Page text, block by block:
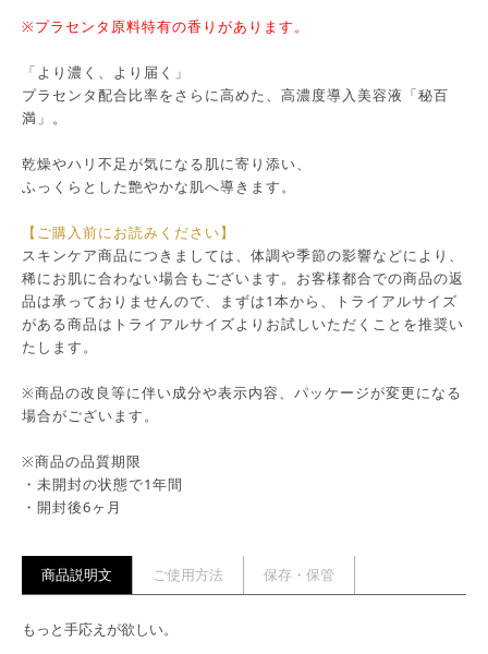
※プラセンタ原料特有の香りがあります。
「より濃く、より届く」
プラセンタ配合比率をさらに高めた、高濃度導入美容液「秘百
満」。
乾燥やハリ不足が気になる肌に寄り添い、
ふっくらとした艶やかな肌へ導きます。
【ご購入前にお読みください】
スキンケア商品につきましては、体調や季節の影響などにより、
稀にお肌に合わない場合もございます。お客様都合での商品の返
品は承っておりませんので、まずは1本から、トライアルサイズ
がある商品はトライアルサイズよりお試しいただくことを推奨い
たします。
※商品の改良等に伴い成分や表示内容、パッケージが変更になる
場合がございます。
※商品の品質期限
・未開封の状態で1年間
・開封後6ヶ月
商品説明文 ご使用方法 保存・保管
もっと手応えが欲しい。